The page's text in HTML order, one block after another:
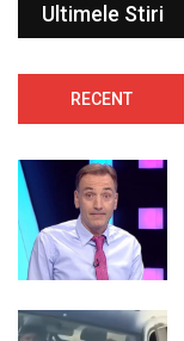
Ultimele Stiri
RECENT